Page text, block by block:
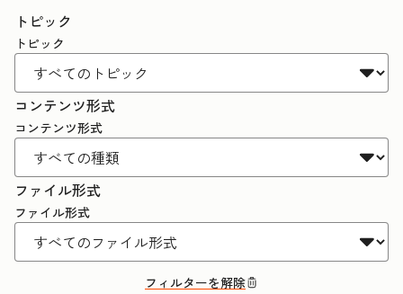
トピック
トピック
コンテンツ形式
コンテンツ形式
ファイル形式
ファイル形式
フィルターを解除